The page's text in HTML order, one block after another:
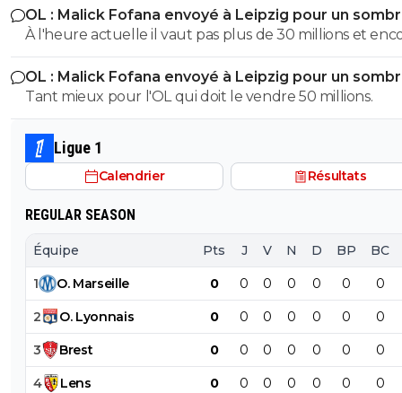
côté, pour moi ça peut suffire
OL : Malick Fofana envoyé à Leipzig pour un
accord
À l'heure actuelle il vaut pas plus de 30 millions et
OL : Malick Fofana envoyé à Leipzig pour un
accord
Tant mieux pour l'OL qui doit le vendre 50 millions.
Ligue 1
Calendrier Résultats
REGULAR SEASON
Équipe Pts J V N D BP BC
1 O. Marseille 0 0 0 0 0 0 0
2 O. Lyonnais 0 0 0 0 0 0 0
3 Brest 0 0 0 0 0 0 0
4 Lens 0 0 0 0 0 0 0